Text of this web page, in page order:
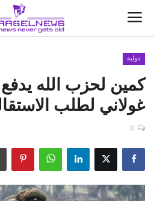
الأخبار
كتّابنا
اقتصاد
دولية
كمين لحزب الله
غولاني لطلب
0